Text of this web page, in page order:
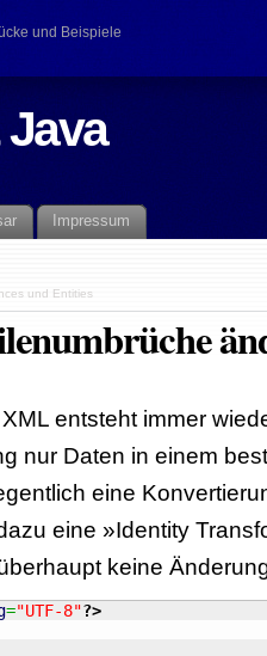
und Beispiele
Java
Impressum
und Entities
entsteht immer
nur Daten in einem
eine
eine »Identity
keine
="UTF-8"?>